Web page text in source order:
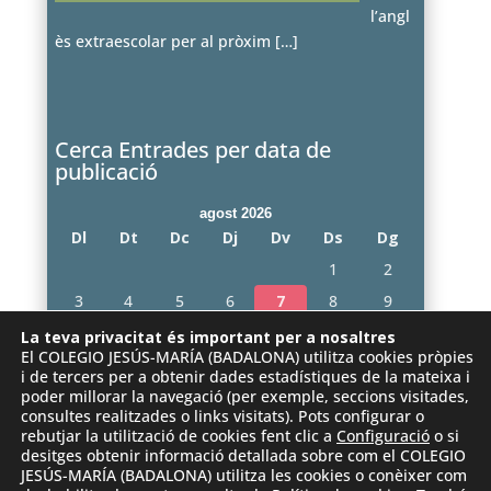
l’angl
ès extraescolar per al pròxim […]
Cerca Entrades per data de
publicació
agost 2026
Dl Dt Dc Dj Dv Ds
Dg
1
2
3
4 5 6 7 8
9
10
11 12 13 14 15
16
17
18 19 20 21 22
23
24
25 26 27 28 29
30
31
« juny
La teva privacitat és important per a nosaltres
El COLEGIO JESÚS-MARÍA (BADALONA) utilitza cookies pròpies
i de tercers per a obtenir dades estadístiques de la mateixa i
poder millorar la navegació (per exemple, seccions visitades,
consultes realitzades o links visitats). Pots configurar o
rebutjar la utilització de cookies fent clic a Configuració o si
desitges obtenir informació detallada sobre com el COLEGIO
JESÚS-MARÍA (BADALONA) utilitza les cookies o conèixer com